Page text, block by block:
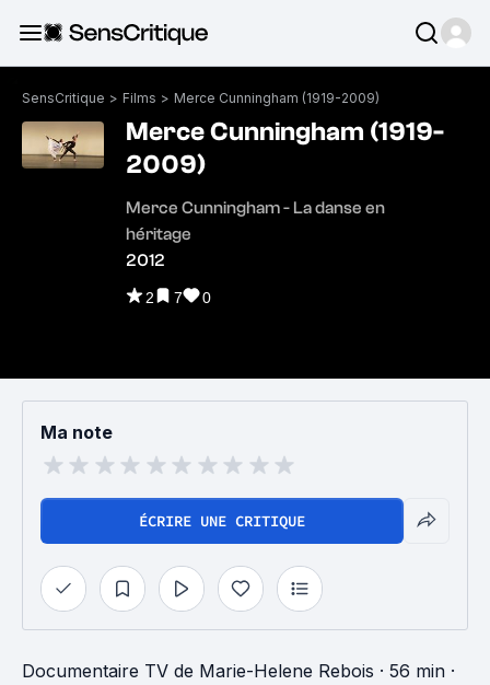
SensCritique > Films > Merce Cunningham (1919-2009)
Merce Cunningham (1919-
2009)
Merce Cunningham - La danse en
héritage
2012
2 7 0
Ma note
ÉCRIRE UNE CRITIQUE
Documentaire TV de Marie-Helene Rebois · 56 min ·